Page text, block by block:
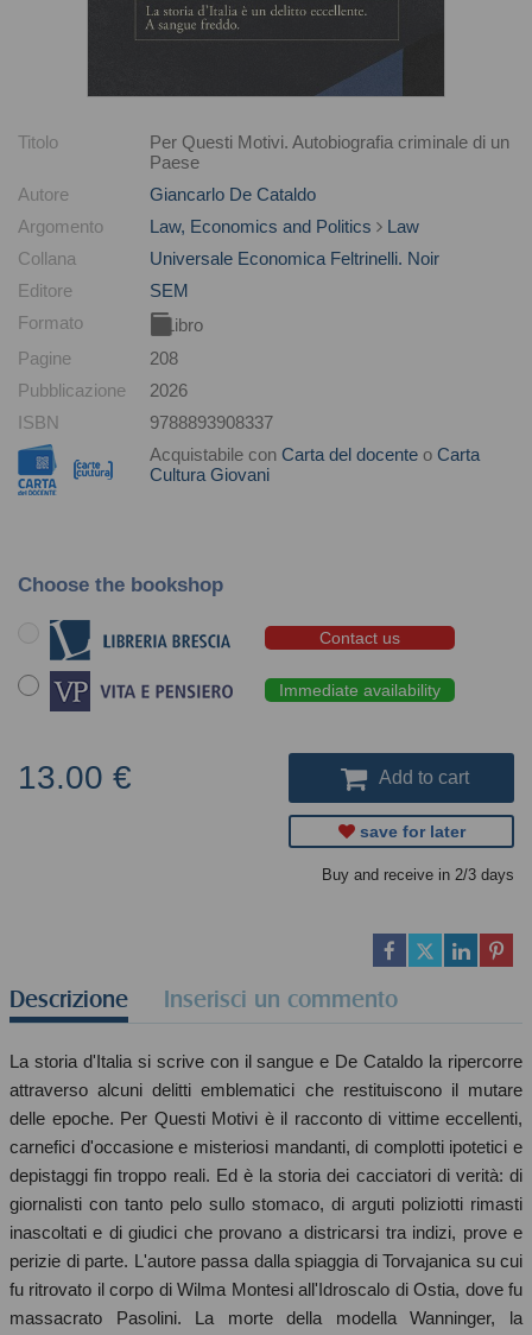
Titolo
Per Questi Motivi. Autobiografia criminale di un
Paese
Autore
Giancarlo De Cataldo
Argomento
Law, Economics and Politics
Law
Collana
Universale Economica Feltrinelli. Noir
Editore
SEM
Formato
Libro
Pagine
208
Pubblicazione
2026
ISBN
9788893908337
Acquistabile con Carta del docente o Carta
Cultura Giovani
Choose the bookshop
Contact us
Immediate availability
13.00 € Add to cart
save for later
Buy and receive in 2/3 days
Descrizione Inserisci un commento
La storia d'Italia si scrive con il sangue e De Cataldo la ripercorre
attraverso alcuni delitti emblematici che restituiscono il mutare
delle epoche. Per Questi Motivi è il racconto di vittime eccellenti,
carnefici d'occasione e misteriosi mandanti, di complotti ipotetici e
depistaggi fin troppo reali. Ed è la storia dei cacciatori di verità: di
giornalisti con tanto pelo sullo stomaco, di arguti poliziotti rimasti
inascoltati e di giudici che provano a districarsi tra indizi, prove e
perizie di parte. L'autore passa dalla spiaggia di Torvajanica su cui
fu ritrovato il corpo di Wilma Montesi all'Idroscalo di Ostia, dove fu
massacrato Pasolini. La morte della modella Wanninger, la